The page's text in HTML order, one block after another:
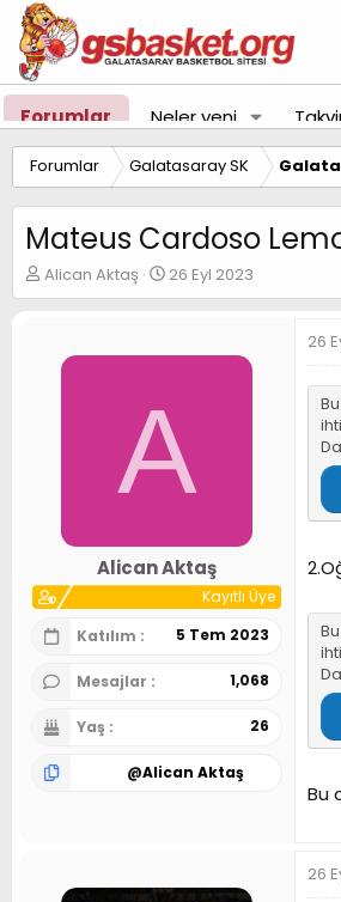
Forumlar Neler yeni
Forumlar Galatasaray SK
Mateus Cardoso
K
o
Alican Aktaş
B
a
a
ı
ç
t
h
i
26 Eyl 2023
A
Alican Aktaş
Kayıtlı Üye
Katılım
5 Tem 2023
Mesajlar 1,068
Yaş 26
@Alican Aktaş
26
Bu
26